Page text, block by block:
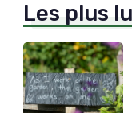
Les plus